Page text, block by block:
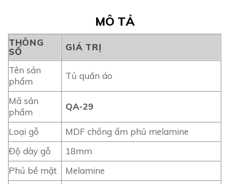
MÔ TẢ
THÔNG
SỐ
GIÁ TRỊ
Tên sản
phẩm
Tủ quần áo
Mã sản
phẩm
QA-29
Loại gỗ
MDF chống ẩm phủ melamine
Độ dày gỗ
18mm
Phủ bề mặt
Melamine